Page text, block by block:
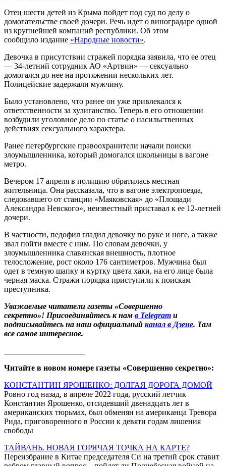
Отец шести детей из Крыма пойдет под суд по делу о
домогательстве своей дочери. Речь идет о виноградаре одной
из крупнейшей компаний республики. Об этом
сообщило издание «Народные новости».
Девочка в присутствии стражей порядка заявила, что ее отец
— 34-летний сотрудник АО «Артвин» — сексуально
домогался до нее на протяжении нескольких лет.
Полицейские задержали мужчину.
Было установлено, что ранее он уже привлекался к
ответственности за хулиганство. Теперь в его отношении
возбудили уголовное дело по статье о насильственных
действиях сексуального характера.
Ранее петербургские правоохранители начали поиски
злоумышленника, который домогался школьницы в вагоне
метро.
Вечером 17 апреля в полицию обратилась местная
жительница. Она рассказала, что в вагоне электропоезда,
следовавшего от станции «Маяковская» до «Площади
Александра Невского», неизвестный приставал к ее 12-летней
дочери.
В частности, педофил гладил девочку по руке и ноге, а также
звал пойти вместе с ним. По словам девочки, у
злоумышленника славянская внешность, плотное
телосложение, рост около 176 сантиметров. Мужчина был
одет в темную шапку и куртку цвета хаки, на его лице была
черная маска. Стражи порядка приступили к поискам
преступника.
Уважаемые читатели газеты «Совершенно
секретно»! Присоединяйтесь к нам в Telegram и
подписывайтесь на наш официальный канал в Дзене. Там
все самое интересное.
Читайте в новом номере газеты «Совершенно секретно»:
КОНСТАНТИН ЯРОШЕНКО: ДОЛГАЯ ДОРОГА ДОМОЙ
Ровно год назад, в апреле 2022 года, русский летчик
Константин Ярошенко, отсидевший двенадцать лет в
американских тюрьмах, был обменян на американца Тревора
Рида, приговоренного в России к девяти годам лишения
свободы
ТАЙВАНЬ. НОВАЯ ГОРЯЧАЯ ТОЧКА НА КАРТЕ?
Переизбрание в Китае председателя Си на третий срок ставит